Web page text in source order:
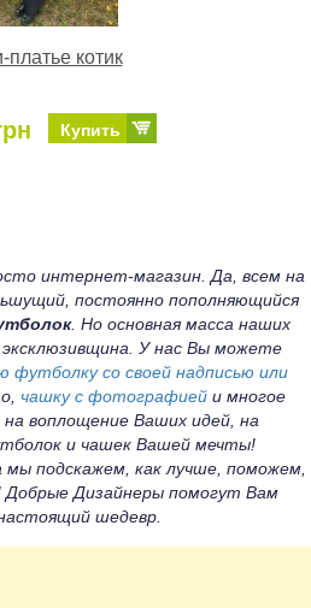
платье котик
Купить
интернет-магазин. Да, всем на
постоянно пополняющийся
. Но основная масса наших
эксклюзивщина. У нас Вы можете
футболку со своей надписью или
чашку с фотографиейи многое
воплощение Ваших идей, на
и чашек Вашей мечты!
подскажем, как лучше, поможем,
Добрые Дизайнеры помогут Вам
шедевр.